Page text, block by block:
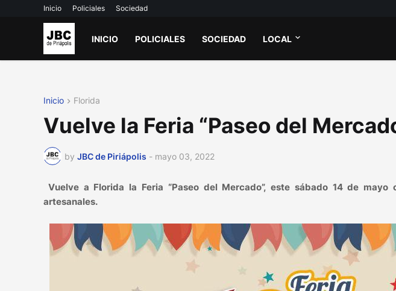
Inicio Policiales Sociedad
INICIO POLICIALES SOCIEDAD LOCAL
Inicio Florida
Vuelve la Feria “Paseo del
by JBC de Piriápolis - mayo 03, 2022
Vuelve a Florida la Feria “Paseo del Mercado”, este sábado 14 de
artesanales.